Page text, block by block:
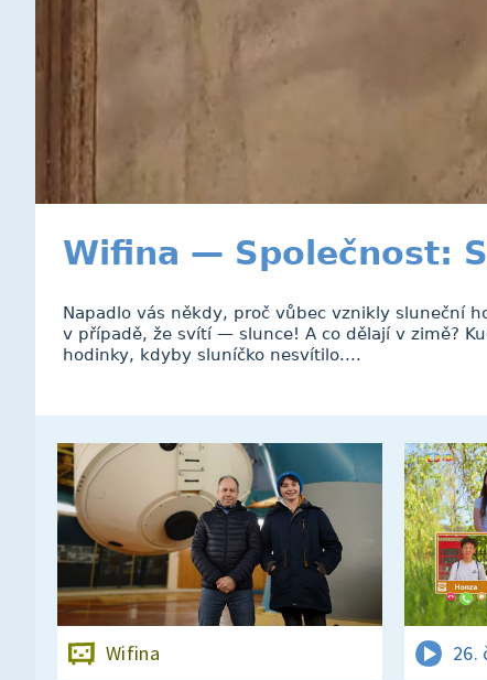
Wifina — Společnost:
Napadlo vás někdy, proč vůbec vznikly sluneční
v případě, že svítí — slunce! A co dělají v zimě?
hodinky, kdyby sluníčko nesvítilo....
Wifina 26.